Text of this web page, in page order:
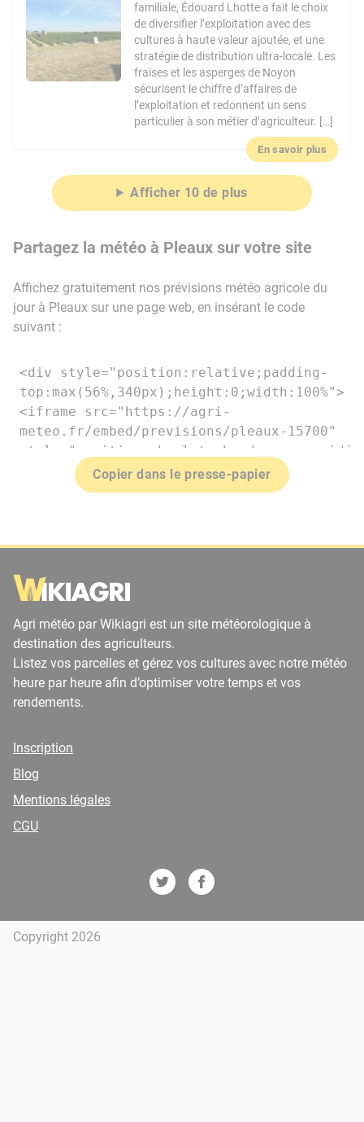
familiale, Édouard Lhotte a fait le choix
de diversifier l’exploitation avec des
cultures à haute valeur ajoutée, et une
stratégie de distribution ultra-locale. Les
fraises et les asperges de Noyon
sécurisent le chiffre d’affaires de
l’exploitation et redonnent un sens
particulier à son métier d’agriculteur. […]
En savoir plus
Afficher 10 de plus
Partagez la météo à Pleaux sur votre site
Affichez gratuitement nos prévisions météo agricole du
jour à Pleaux sur une page web, en insérant le code
suivant :
Copier dans le presse-papier
Agri météo par Wikiagri est un site météorologique à
destination des agriculteurs.
Listez vos parcelles et gérez vos cultures avec notre météo
heure par heure afin d’optimiser votre temps et vos
rendements.
Inscription
Blog
Mentions légales
CGU
Copyright 2026